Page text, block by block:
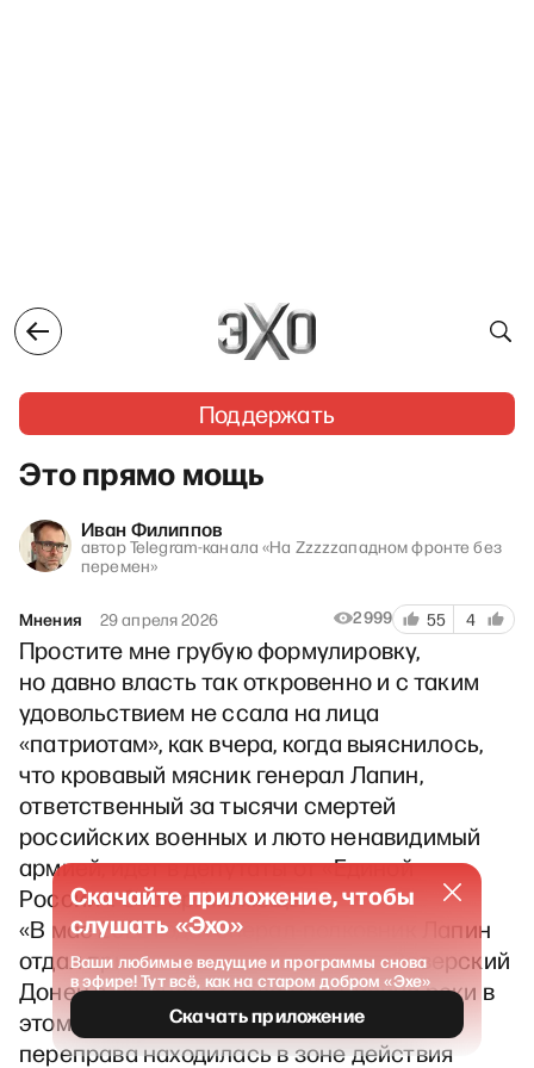
Поддержать
Это прямо мощь
Иван Филиппов
автор Telegram-канала «На Zzzzzападном фронте без
перемен»
Мнения 29 апреля 2026 2999 55 4
Простите мне грубую формулировку,
но давно власть так откровенно и с таким
удовольствием не ссала на лица
«патриотам», как вчера, когда выяснилось,
что кровавый мясник генерал Лапин,
ответственный за тысячи смертей
российских военных и люто ненавидимый
армией, идет в депутаты от «Единой
России». Это прямо мощь.
«В мае 2022 года генерал-полковник Лапин
отдал приказ форсировать речку Северский
Донец в Луганской области. Ширина реки в
этом месте достигала 100 метров, а
переправа находилась в зоне действия
Скачайте приложение, чтобы
слушать «Эхо»
Ваши любимые ведущие и программы снова
в эфире! Тут всё, как на старом добром «Эхе»
Скачать приложение